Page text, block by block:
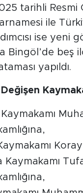
tarihli Resmi
ile
ise yeni
Bingöl’de beş
yapıldı.
Kaymakamı